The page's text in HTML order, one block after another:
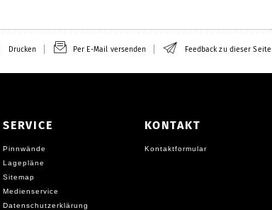
Drucken Per E-Mail versenden Feedback zu dieser Seite
SERVICE
Pinnwände
Lagepläne
Sitemap
Medienservice
Datenschutzerklärung
KONTAKT
Kontaktformular